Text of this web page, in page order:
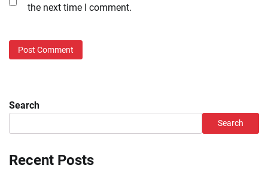
the next time I comment.
Search
Search
Recent Posts